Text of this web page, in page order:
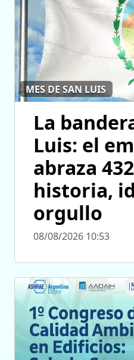
MES DE SAN LUIS
La
Luis: el
abraza
historia,
orgullo
08/08/2026 10:53